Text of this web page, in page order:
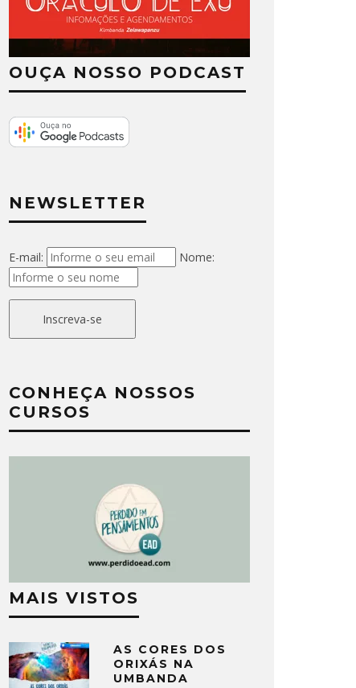
OUÇA NOSSO PODCAST
NEWSLETTER
E-mail: Nome:
Inscreva-se
CONHEÇA NOSSOS
CURSOS
MAIS VISTOS
AS CORES DOS
ORIXÁS NA
UMBANDA